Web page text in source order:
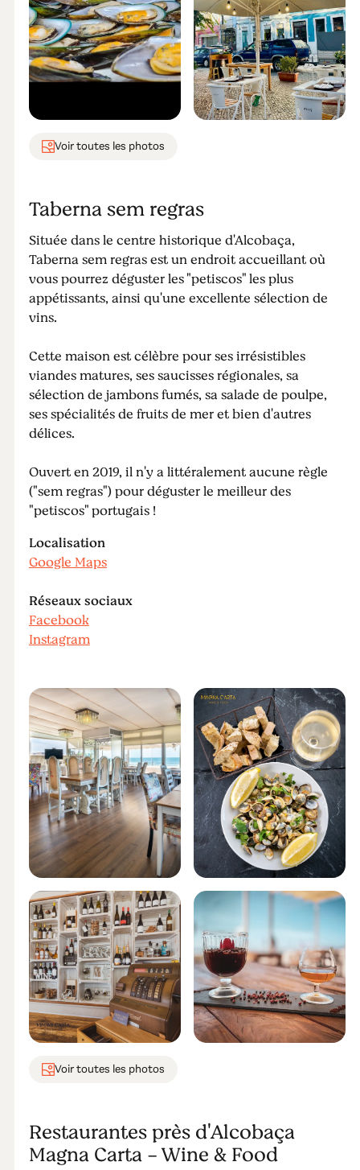
Voir toutes les photos
Taberna sem regras
Située dans le centre historique d'Alcobaça,
Taberna sem regras est un endroit accueillant où
vous pourrez déguster les "petiscos" les plus
appétissants, ainsi qu'une excellente sélection de
vins.
Cette maison est célèbre pour ses irrésistibles
viandes matures, ses saucisses régionales, sa
sélection de jambons fumés, sa salade de poulpe,
ses spécialités de fruits de mer et bien d'autres
délices.
Ouvert en 2019, il n'y a littéralement aucune règle
("sem regras") pour déguster le meilleur des
"petiscos" portugais !
Localisation
Google Maps
Réseaux sociaux
Facebook
Instagram
Voir toutes les photos
Restaurantes près d'Alcobaça
Magna Carta - Wine & Food